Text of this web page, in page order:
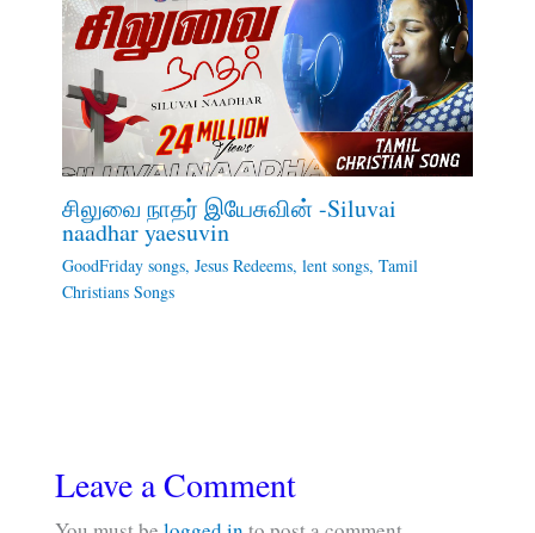
சிலுவை நாதர் இயேசுவின் -Siluvai
naadhar yaesuvin
GoodFriday songs, Jesus Redeems, lent songs, Tamil
Christians Songs
Leave a Comment